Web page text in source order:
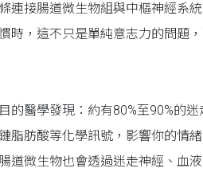
連接腸道微生物組與中樞神經系
時，這不只是單純意志力的問題
的醫學發現：約有80%至90%的
脂肪酸等化學訊號，影響你的情
道微生物也會透過迷走神經、血